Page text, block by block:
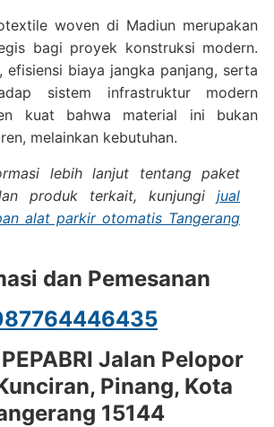
woven di Madiun merupakan
bagi proyek konstruksi modern.
efisiensi biaya jangka panjang, serta
sistem infrastruktur modern
kuat bahwa material ini bukan
melainkan kebutuhan.
lebih lanjut tentang paket
produk terkait, kunjungijual
alat parkir otomatis Tangerang
dan Pemesanan
Jalan Pelopor
Pinang, Kota
15144